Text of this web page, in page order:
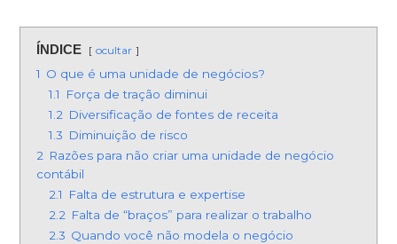
ÍNDICE ocultar
1 O que é uma unidade de negócios?
1.1
Força de tração diminui
1.2 Diversificação de fontes de receita
1.3 Diminuição de risco
2 Razões para não criar uma unidade de negócio
contábil
2.1
Falta de estrutura e expertise
2.2 Falta de “braços” para realizar o trabalho
2.3 Quando você não modela o negócio